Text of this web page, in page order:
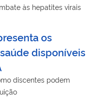
às hepatites virais
os
disponíveis
discentes podem